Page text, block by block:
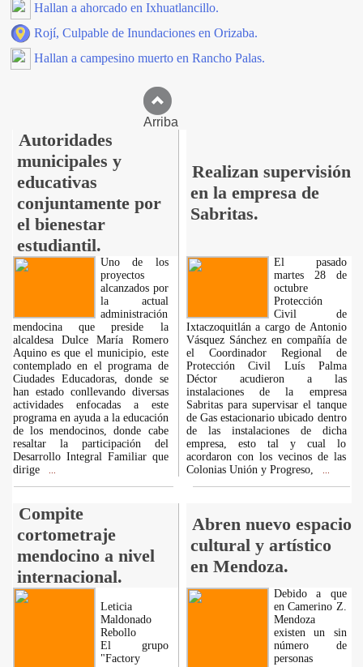
Hallan a ahorcado en Ixhuatlancillo.
Rojí, Culpable de Inundaciones en Orizaba.
Hallan a campesino muerto en Rancho Palas.
Arriba
Autoridades
municipales y
educativas
conjuntamente por
el bienestar
estudiantil.
Realizan supervisión
en la empresa de
Sabritas.
Uno de los
proyectos
alcanzados por
la actual
administración
mendocina que preside la
alcaldesa Dulce María Romero
Aquino es que el municipio, este
contemplado en el programa de
Ciudades Educadoras, donde se
han estado conllevando diversas
actividades enfocadas a este
programa en ayuda a la educación
de los mendocinos, donde cabe
resaltar la participación del
Desarrollo Integral Familiar que
dirige
El pasado
martes 28 de
octubre
Protección
Civil de
Ixtaczoquitlán a cargo de Antonio
Vásquez Sánchez en compañía de
el Coordinador Regional de
Protección Civil Luís Palma
Déctor acudieron a las
instalaciones de la empresa
Sabritas para supervisar el tanque
de Gas estacionario ubicado dentro
de las instalaciones de dicha
empresa, esto tal y cual lo
acordaron con los vecinos de las
Colonias Unión y Progreso,
Compite
cortometraje
mendocino a nivel
internacional.
Abren nuevo espacio
cultural y artístico
en Mendoza.
Leticia
Maldonado
Rebollo
El grupo
"Factory
Debido a que
en Camerino Z.
Mendoza
existen un sin
número de
personas